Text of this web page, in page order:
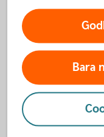
Basbelopp
Bara